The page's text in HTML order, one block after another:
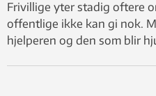
Frivillige yter stadig oftere
offentlige ikke kan gi nok.
hjelperen og den som blir